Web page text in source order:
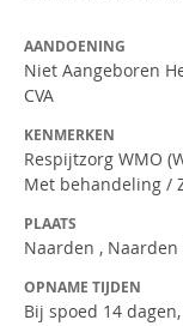
AANDOENING
Niet Aangeboren
CVA
KENMERKEN
Respijtzorg WMO
Met behandeling /
PLAATS
Naarden , Naarden
OPNAME TIJDEN
Bij spoed 14